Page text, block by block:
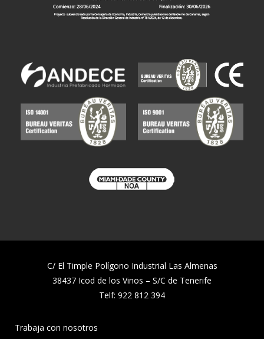
C/ El Timple Polígono Industrial Las Almenas
38437 Icod de los Vinos – S/C de Tenerife
Telf: 922 812 394
Trabaja con nosotros